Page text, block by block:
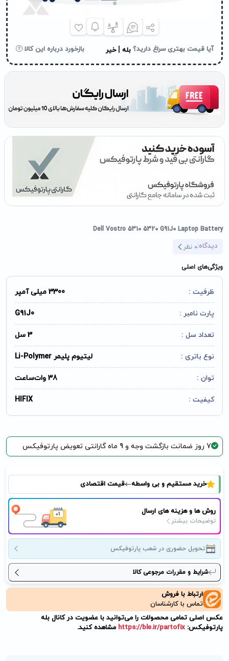
Dell Vostro 5310 5320 G91J0 Laptop Battery
دیدگاه:0 نظر
ویژگی‌های اصلی
ظرفیت : 3300 میلی آمپر
پارت نامبر : G91J0
تعداد سل : 3 سل
نوع باتری : لیتیوم پلیمر Li-Polymer
توان : 38 وات‌ساعت
کیفیت : HIFIX
آیا قیمت بهتری سراغ دارید؟ بله خیر بازخورد درباره این کالا
7 روز ضمانت بازگشت وجه و 9 ماه گارانتی تعویض پارتوفیکس
خرید مستقیم و بی واسطه قیمت اقتصادی
روش ها و هزینه های ارسال
توضیحات بیشتر
تحویل حضوری در شعب پارتوفیکس
شرایط و مقررات مرجوعی کالا
ارتباط با فروش
تماس با کارشناسان
عکس اصلی تمامی محصولات را می‌توانید با عضویت در کانال بله
پارتوفیکس: https://ble.ir/partofix مشاهده کنید.